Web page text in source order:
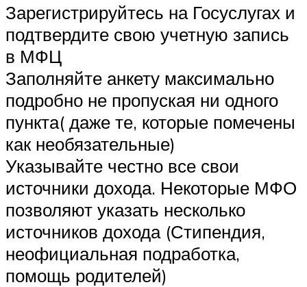
Зарегистрируйтесь на Госуслугах и
подтвердите свою учетную запись
в МФЦ
Заполняйте анкету максимально
подробно не пропуская ни одного
пункта( даже те, которые помечены
как необязательные)
Указывайте честно все свои
источники дохода. Некоторые МФО
позволяют указать несколько
источников дохода (Стипендия,
неофициальная подработка,
помощь родителей)